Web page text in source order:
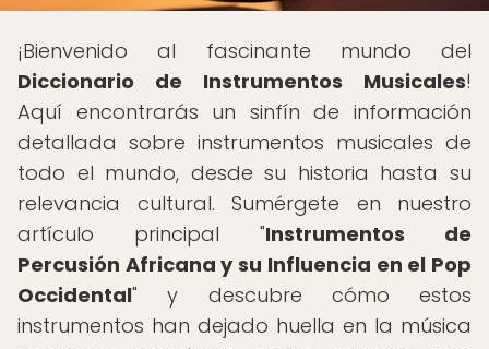
¡Bienvenido al fascinante mundo del
Diccionario de Instrumentos Musicales!
Aquí encontrarás un sinfín de información
detallada sobre instrumentos musicales de
todo el mundo, desde su historia hasta su
relevancia cultural. Sumérgete en nuestro
artículo principal "Instrumentos de
Percusión Africana y su Influencia en el Pop
Occidental" y descubre cómo estos
instrumentos han dejado huella en la música